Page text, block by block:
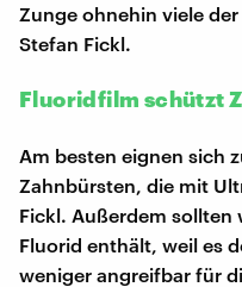
Zunge ohnehin viele
Stefan Fickl.
Fluoridfilm schützt
Am besten eignen sich
Zahnbürsten, die mit
Fickl. Außerdem sollten
Fluorid enthält, weil es
weniger angreifbar für